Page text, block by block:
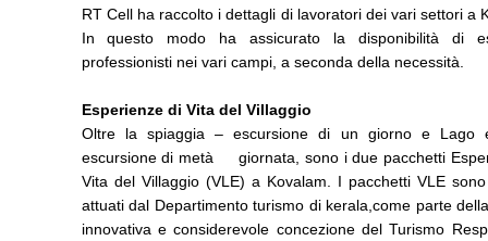
RT Cell ha raccolto i dettagli di lavoratori dei vari settori a
In questo modo ha assicurato la disponibilità di
professionisti nei vari campi, a seconda della necessità.
Esperienze di Vita del Villaggio
Oltre la spiaggia – escursione di un giorno e Lago
escursione di metà giornata, sono i due pacchetti
Vita del Villaggio (VLE) a Kovalam. I pacchetti VLE
attuati dal Departimento turismo di kerala,come parte
innovativa e considerevole concezione del Turismo